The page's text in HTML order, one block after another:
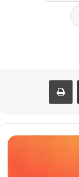
مشاركة عبر البريد طباعة